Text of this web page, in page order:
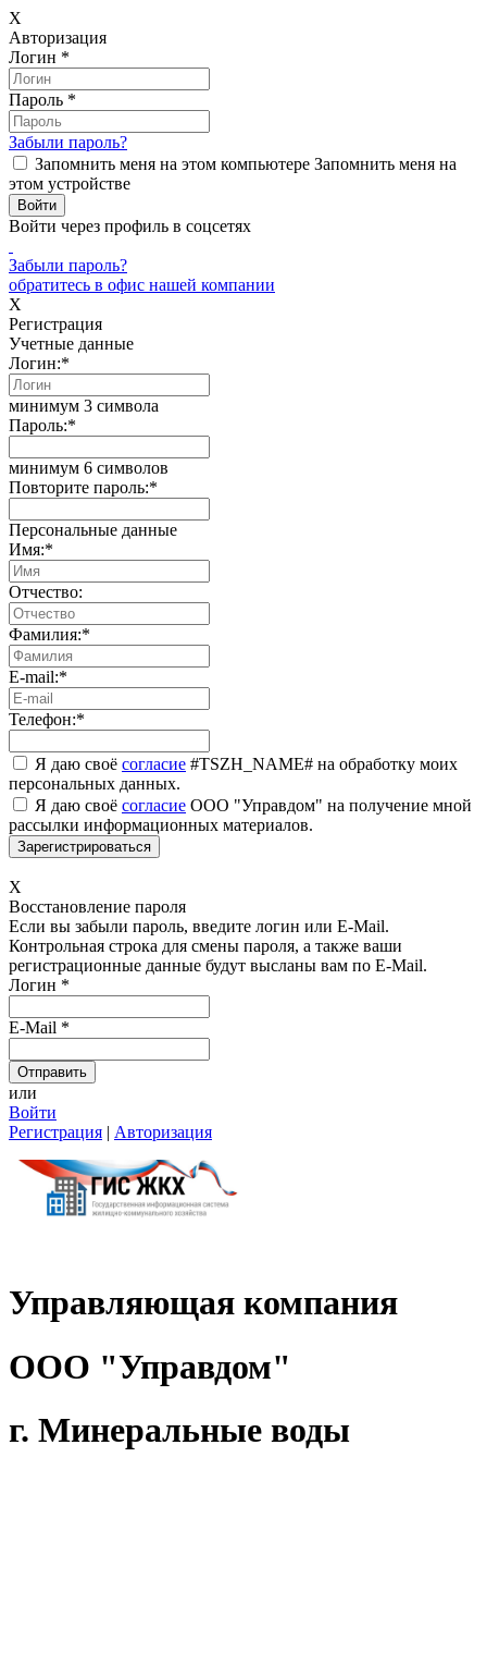
X
Авторизация
Логин *
Пароль *
Забыли пароль?
Запомнить меня на этом компьютере Запомнить меня на
этом устройстве
Войти через профиль в соцсетях
Забыли пароль?
обратитесь в офис нашей компании
X
Регистрация
Учетные данные
Логин:*
минимум 3 символа
Пароль:*
минимум 6 символов
Повторите пароль:*
Персональные данные
Имя:*
Отчество:
Фамилия:*
E-mail:*
Телефон:*
Я даю своё согласие #TSZH_NAME# на обработку моих
персональных данных.
Я даю своё согласие ООО "Управдом" на получение мной
рассылки информационных материалов.
X
Восстановление пароля
Если вы забыли пароль, введите логин или E-Mail.
Контрольная строка для смены пароля, а также ваши
регистрационные данные будут высланы вам по E-Mail.
Логин *
E-Mail *
или
Войти
Регистрация | Авторизация
Управляющая компания
ООО "Управдом"
г. Минеральные воды